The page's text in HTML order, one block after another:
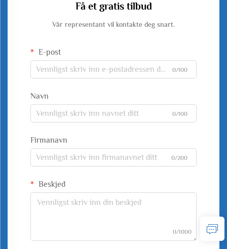
Få et gratis tilbud
Vår representant vil kontakte deg snart.
E-post
0/100
Navn
0/100
Firmanavn
0/200
Beskjed
0/1000